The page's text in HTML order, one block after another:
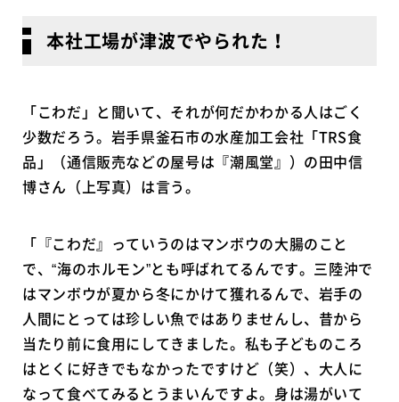
本社工場が津波でやられた！
「こわだ」と聞いて、それが何だかわかる人はごく
少数だろう。岩手県釜石市の水産加工会社「TRS食
品」（通信販売などの屋号は『潮風堂』）の田中信
博さん（上写真）は言う。
「『こわだ』っていうのはマンボウの大腸のこと
で、“海のホルモン”とも呼ばれてるんです。三陸沖で
はマンボウが夏から冬にかけて獲れるんで、岩手の
人間にとっては珍しい魚ではありませんし、昔から
当たり前に食用にしてきました。私も子どものころ
はとくに好きでもなかったですけど（笑）、大人に
なって食べてみるとうまいんですよ。身は湯がいて